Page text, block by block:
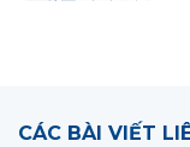
CÁC BÀI VIẾT